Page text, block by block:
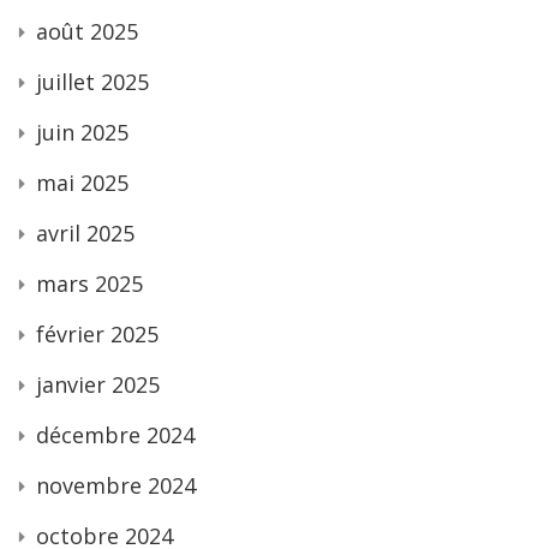
août 2025
juillet 2025
juin 2025
mai 2025
avril 2025
mars 2025
février 2025
janvier 2025
décembre 2024
novembre 2024
octobre 2024